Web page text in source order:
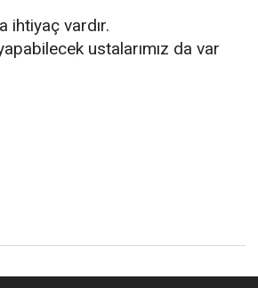
ihtiyaç vardır.
ustalarımız da var